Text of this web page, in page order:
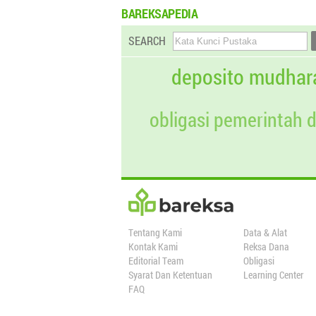
BAREKSAPEDIA
SEARCH
deposito
obligasi pemerintah
Tentang Kami
Kontak Kami
Editorial Team
Syarat Dan Ketentuan
FAQ
Data & Alat
Reksa Dana
Obligasi
Learning Center